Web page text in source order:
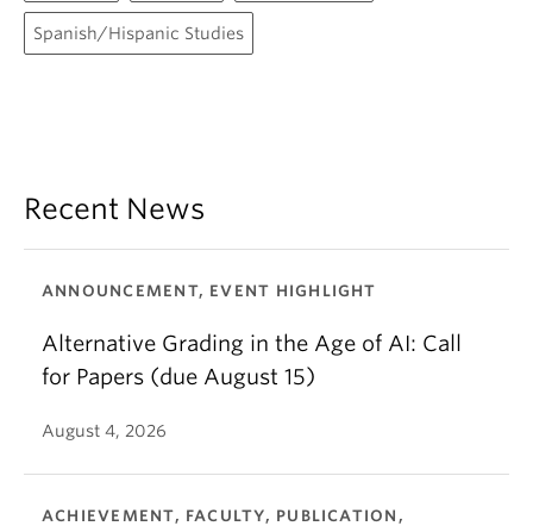
Spanish/Hispanic Studies
Recent News
ANNOUNCEMENT, EVENT HIGHLIGHT
Alternative Grading in the Age of AI: Call
for Papers (due August 15)
August 4, 2026
ACHIEVEMENT, FACULTY, PUBLICATION,